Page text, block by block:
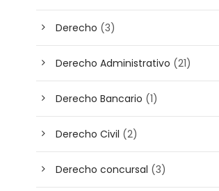
Derecho (3)
Derecho Administrativo (21)
Derecho Bancario (1)
Derecho Civil (2)
Derecho concursal (3)